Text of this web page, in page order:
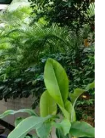
fasadui.
„Apdailos namai“
apsižvalgyti!